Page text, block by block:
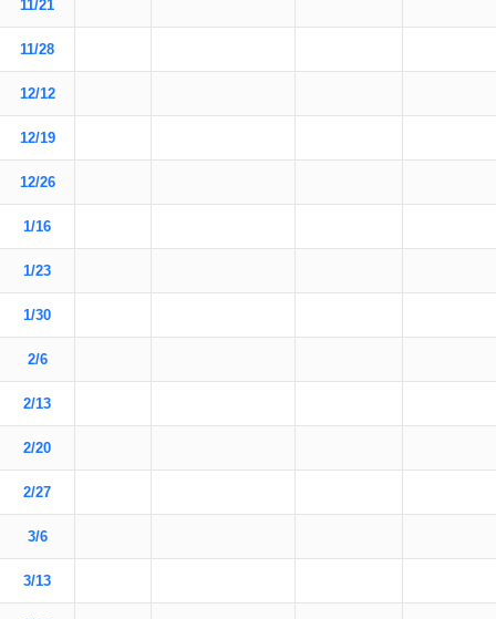
11/21
11/28
12/12
12/19
12/26
1/16
1/23
1/30
2/6
2/13
2/20
2/27
3/6
3/13